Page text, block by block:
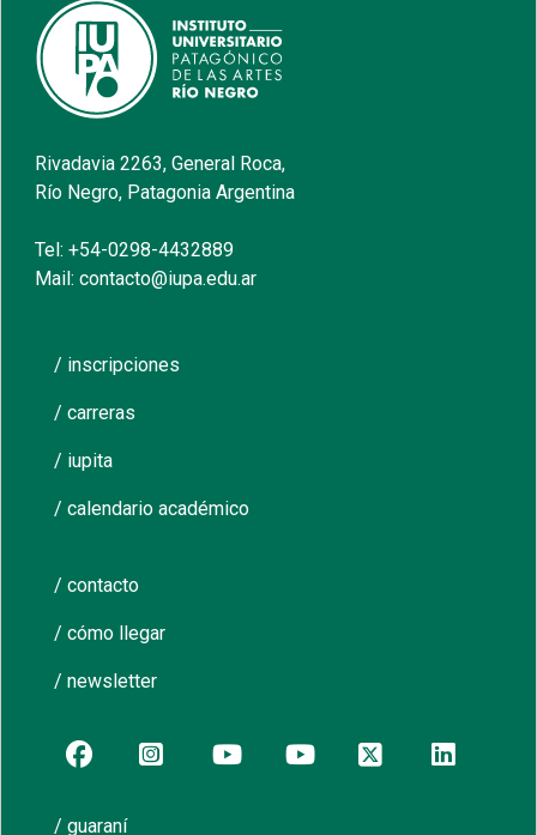
Rivadavia 2263, General Roca,
Río Negro, Patagonia Argentina
Tel: +54-0298-4432889
Mail: contacto@iupa.edu.ar
/ inscripciones
/ carreras
/ iupita
/ calendario académico
/ contacto
/ cómo llegar
/ newsletter
/ guaraní